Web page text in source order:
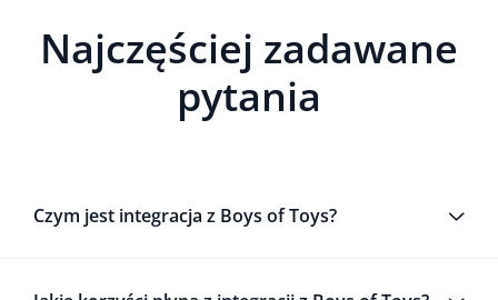
Najczęściej zadawane
pytania
Czym jest integracja z Boys of Toys?